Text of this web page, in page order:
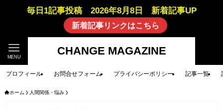
毎日1記事投稿 2026年8月8日 新着記事UP
新着記事リンクはこちら
CHANGE MAGAZINE
MENU
プロフィール お問合せフォーム プライバシーポリシー 記事一覧
ホーム 人間関係・悩み